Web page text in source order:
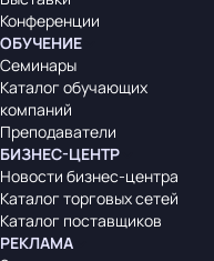
Конференции
ОБУЧЕНИЕ
Семинары
Каталог обучающих
компаний
Преподаватели
БИЗНЕС-ЦЕНТР
Новости бизнес-центра
Каталог торговых сетей
Каталог поставщиков
РЕКЛАМА